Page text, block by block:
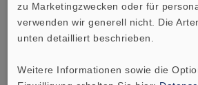
zu Marketingzwecken oder für
verwenden wir generell nicht. Die
unten detailliert beschrieben.
Weitere Informationen sowie die